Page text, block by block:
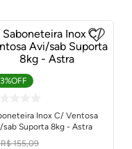
OFF
Inox C/ Ventosa
sab Suporta 8kg - Astra
R$ 155,09